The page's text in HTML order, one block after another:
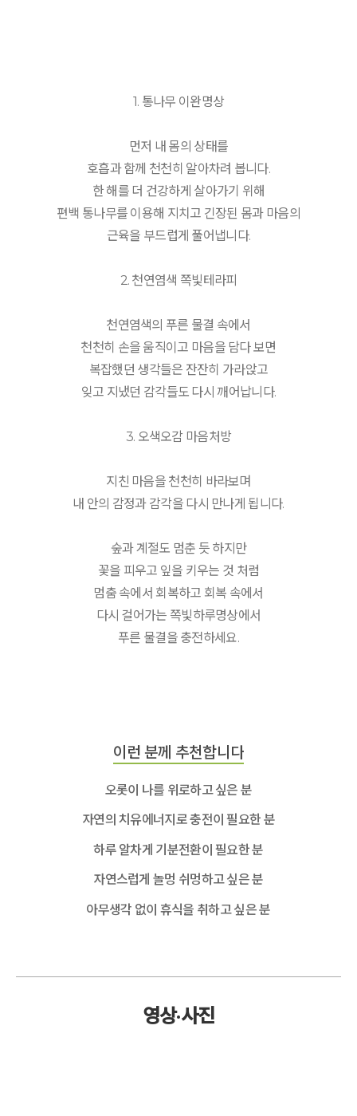
1. 통나무 이완명상
먼저 내 몸의 상태를
호흡과 함께 천천히 알아차려 봅니다.
한 해를 더 건강하게 살아가기 위해
편백 통나무를 이용해 지치고 긴장된 몸과 마음의
근육을 부드럽게 풀어냅니다.
2. 천연염색 쪽빛테라피
천연염색의 푸른 물결 속에서
천천히 손을 움직이고 마음을 담다 보면
복잡했던 생각들은 잔잔히 가라앉고
잊고 지냈던 감각들도 다시 깨어납니다.
3. 오색오감 마음처방
지친 마음을 천천히 바라보며
내 안의 감정과 감각을 다시 만나게 됩니다.
숲과 계절도 멈춘 듯 하지만
꽃을 피우고 잎을 키우는 것 처럼
멈춤 속에서 회복하고 회복 속에서
다시 걸어가는 쪽빛하루명상에서
푸른 물결을 충전하세요.
이런 분께 추천합니다
오롯이 나를 위로하고 싶은 분
자연의 치유에너지로 충전이 필요한 분
하루 알차게 기분전환이 필요한 분
자연스럽게 놀멍 쉬멍하고 싶은 분
아무생각 없이 휴식을 취하고 싶은 분
영상·사진